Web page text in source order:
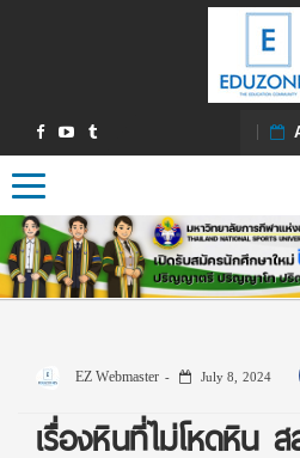
Toggle navigation
EZ Webmaster July 8, 2024
เรื่องหินที่ไม่โหดหิน